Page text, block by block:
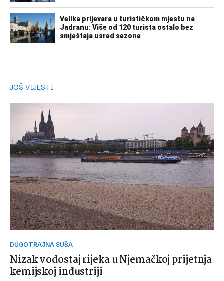
JOŠ VIJESTI
DUGOTRAJNA SUŠA
Nizak vodostaj rijeka u Njemačkoj prijetnja
kemijskoj industriji